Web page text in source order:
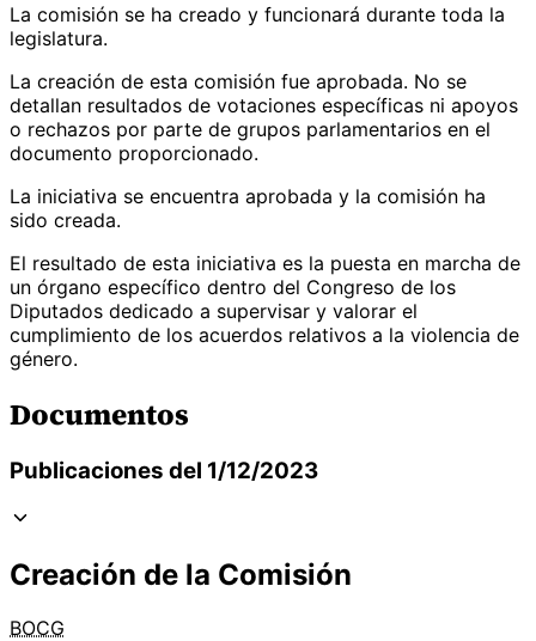
La comisión se ha creado y funcionará durante toda la
legislatura.
La creación de esta comisión fue aprobada. No se
detallan resultados de votaciones específicas ni apoyos
o rechazos por parte de grupos parlamentarios en el
documento proporcionado.
La iniciativa se encuentra aprobada y la comisión ha
sido creada.
El resultado de esta iniciativa es la puesta en marcha de
un órgano específico dentro del Congreso de los
Diputados dedicado a supervisar y valorar el
cumplimiento de los acuerdos relativos a la violencia de
género.
Documentos
Publicaciones del 1/12/2023
Creación de la Comisión
BOCG